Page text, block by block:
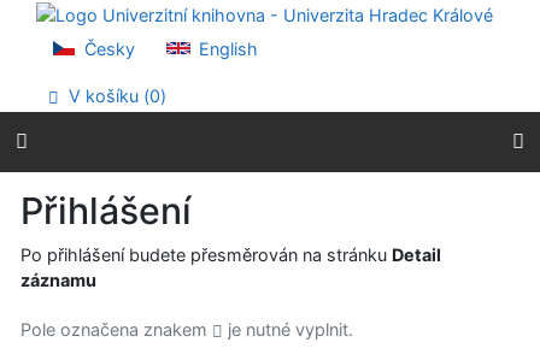
Přejít na obsah
Přejít na menu
Prohlášení o webové přístupnosti
Česky English
V košíku (0)
Přihlášení
Po přihlášení budete přesměrován na stránku Detail
záznamu
Pole označena znakem je nutné vyplnit.